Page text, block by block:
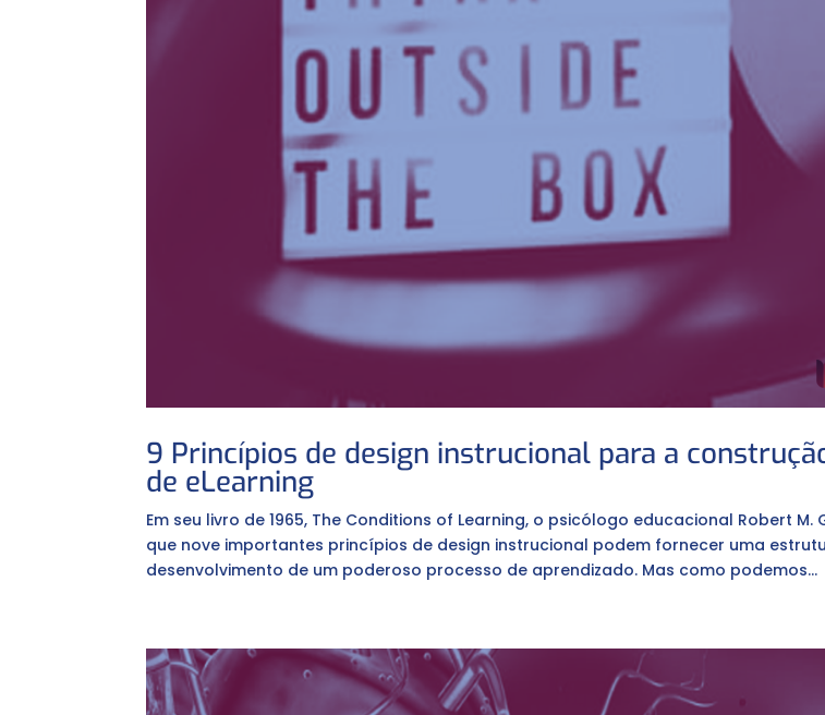
9 Princípios de design instrucional para a
de eLearning
Em seu livro de 1965, The Conditions of Learning, o psicólogo educacional Robert
que nove importantes princípios de design instrucional podem fornecer uma
desenvolvimento de um poderoso processo de aprendizado. Mas como podemos...